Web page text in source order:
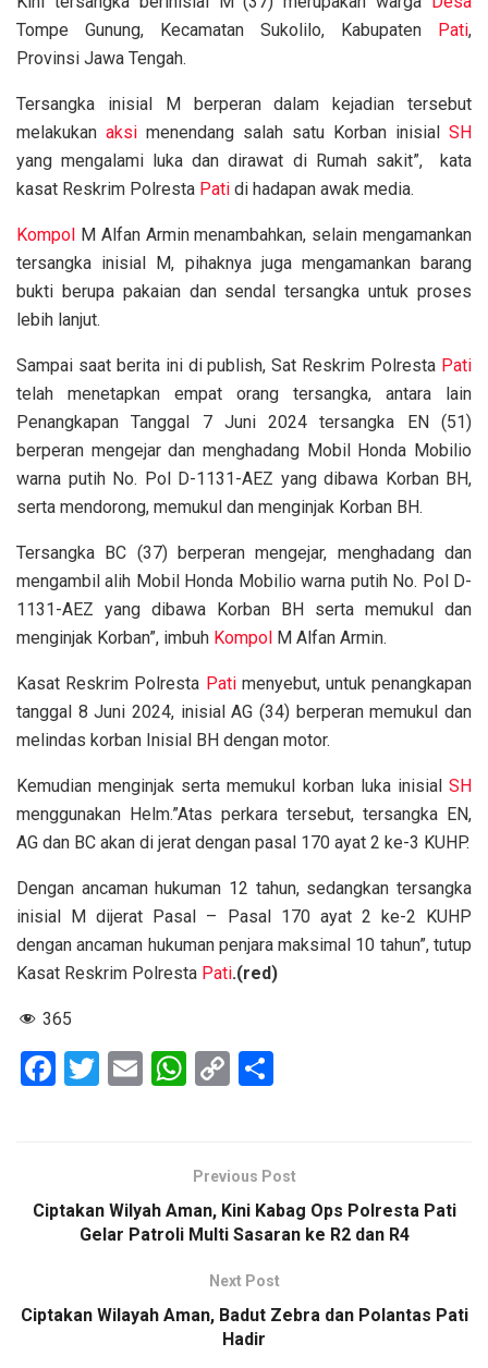
Tompe Gunung, Kecamatan Sukolilo, Kabupaten Pati,
Provinsi Jawa Tengah.
Tersangka inisial M berperan dalam kejadian tersebut
melakukan aksi menendang salah satu Korban inisial SH
yang mengalami luka dan dirawat di Rumah sakit”, kata
kasat Reskrim Polresta Pati di hadapan awak media.
Kompol M Alfan Armin menambahkan, selain mengamankan
tersangka inisial M, pihaknya juga mengamankan barang
bukti berupa pakaian dan sendal tersangka untuk proses
lebih lanjut.
Sampai saat berita ini di publish, Sat Reskrim Polresta Pati
telah menetapkan empat orang tersangka, antara lain
Penangkapan Tanggal 7 Juni 2024 tersangka EN (51)
berperan mengejar dan menghadang Mobil Honda Mobilio
warna putih No. Pol D-1131-AEZ yang dibawa Korban BH,
serta mendorong, memukul dan menginjak Korban BH.
Tersangka BC (37) berperan mengejar, menghadang dan
mengambil alih Mobil Honda Mobilio warna putih No. Pol D-
1131-AEZ yang dibawa Korban BH serta memukul dan
menginjak Korban”, imbuh Kompol M Alfan Armin.
Kasat Reskrim Polresta Patimenyebut, untuk penangkapan
tanggal 8 Juni 2024, inisial AG (34) berperan memukul dan
melindas korban Inisial BH dengan motor.
Kemudian menginjak serta memukul korban luka inisial SH
menggunakan Helm.”Atas perkara tersebut, tersangka EN,
AG dan BC akan di jerat dengan pasal 170 ayat 2 ke-3 KUHP.
Dengan ancaman hukuman 12 tahun, sedangkan tersangka
inisial M dijerat Pasal – Pasal 170 ayat 2 ke-2 KUHP
dengan ancaman hukuman penjara maksimal 10 tahun”, tutup
Kasat Reskrim Polresta Pati.(red)
365
F
o
T
E
W
s
A
p
C
Li
n
k
e
Previous Post
Ciptakan Wilyah Aman, Kini Kabag Ops Polresta Pati
Gelar Patroli Multi Sasaran ke R2 dan R4
Next Post
Ciptakan Wilayah Aman, Badut Zebra dan Polantas Pati
Hadir